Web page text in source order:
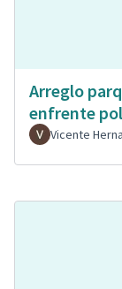
Arreglo
enfrente
Vicente